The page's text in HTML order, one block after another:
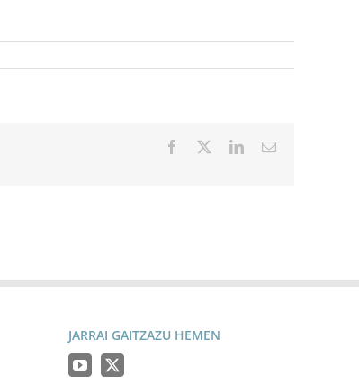
Facebook LinkedInEmail
JARRAI GAITZAZU HEMEN